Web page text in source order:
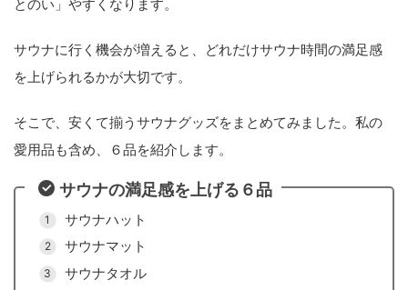
とのい」やすくなります。
サウナに行く機会が増えると、どれだけサウナ時間の満足感
を上げられるかが大切です。
そこで、安くて揃うサウナグッズをまとめてみました。私の
愛用品も含め、６品を紹介します。
サウナの満足感を上げる６品
サウナハット
サウナマット
サウナタオル